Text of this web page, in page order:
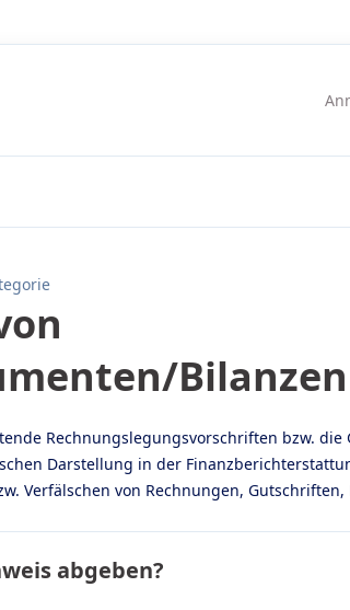
Bilanzen
Rechnungslegungsvorschriften bzw.
Darstellung in der
Verfälschen von Rechnungen, Gutschriften,
abgeben?